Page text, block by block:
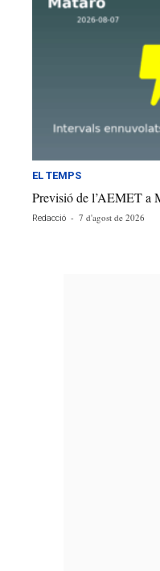
EL TEMPS
Previsió de l’AEMET a
Redacció - 7 d'agost de 2026